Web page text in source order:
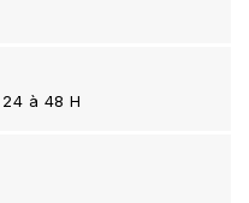
à 48 H